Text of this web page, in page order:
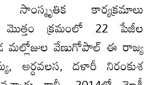
కార్యక్రమాలు
మొత్తం క్రమంలో 22 పేజీల
మల్లోజుల వేణుగోపాల్‌ ఈ రాజ్య
అర్ధవలస, దళారీ నిరంకుశ